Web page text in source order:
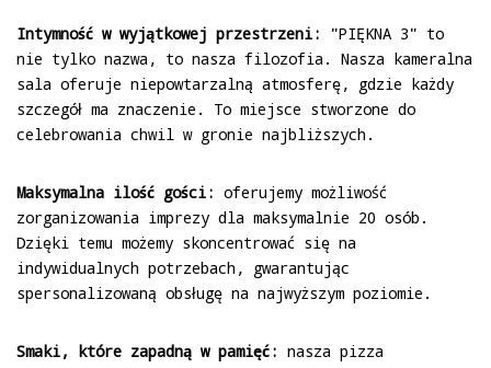
Intymność w wyjątkowej przestrzeni:
"PIĘKNA 3" to
nie tylko nazwa, to nasza filozofia. Nasza kameralna
sala oferuje niepowtarzalną atmosferę, gdzie każdy
szczegół ma znaczenie. To miejsce stworzone do
celebrowania chwil w gronie najbliższych.
Maksymalna ilość gości: oferujemy możliwość
zorganizowania imprezy dla maksymalnie 20 osób.
Dzięki temu możemy skoncentrować się na
indywidualnych potrzebach, gwarantując
spersonalizowaną obsługę na najwyższym poziomie.
Smaki, które zapadną w pamięć: nasza pizza